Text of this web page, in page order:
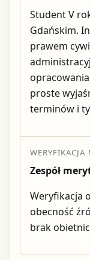
Student V
Gdańskim.
prawem
proste
terminów i
WERYFIKACJA
Zespół
Weryfikacja
obecność
brak